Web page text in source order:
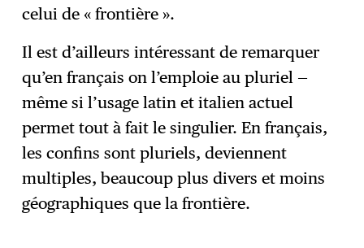
celui de « frontière ».
Il est d’ailleurs intéressant de remarquer
qu’en français on l’emploie au pluriel —
même si l’usage latin et italien actuel
permet tout à fait le singulier. En français,
les confins sont pluriels, deviennent
multiples, beaucoup plus divers et moins
géographiques que la frontière.